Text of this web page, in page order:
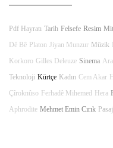
Pdf Hayratı Tarih Felsefe Resim
Dê Bê Platon Jiyan Munzur Müzik
Korkoro Gilles Deleuze Sinema
Teknoloji Kürtçe Kadın Cem Akar
Çîroknûso Ferhadê Mihemed Hera
Aphrodite Mehmet Emin Cırık